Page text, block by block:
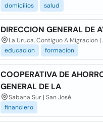
domicilios
salud
DIRECCION GENERAL DE
La Uruca, Contiguo A Migracion |
educacion
formacion
COOPERATIVA DE
GENERAL DE LA
Sabana Sur | San José
financiero